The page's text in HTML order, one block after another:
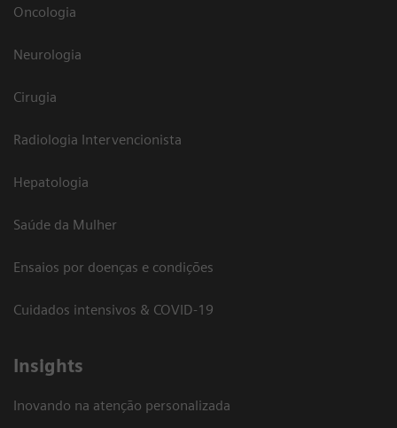
Oncologia
Neurologia
Cirugia
Radiologia Intervencionista
Hepatologia
Saúde da Mulher
Ensaios por doenças e condições
Cuidados intensivos & COVID-19
Insights
Inovando na atenção personalizada